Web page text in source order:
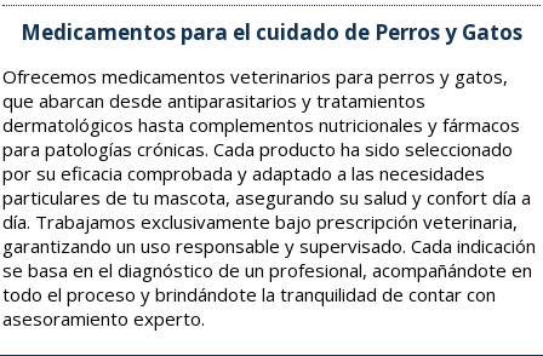
Medicamentos para el cuidado de Perros y Gatos
Ofrecemos medicamentos veterinarios para perros y gatos,
que abarcan desde antiparasitarios y tratamientos
dermatológicos hasta complementos nutricionales y fármacos
para patologías crónicas. Cada producto ha sido seleccionado
por su eficacia comprobada y adaptado a las necesidades
particulares de tu mascota, asegurando su salud y confort día a
día. Trabajamos exclusivamente bajo prescripción veterinaria,
garantizando un uso responsable y supervisado. Cada indicación
se basa en el diagnóstico de un profesional, acompañándote en
todo el proceso y brindándote la tranquilidad de contar con
asesoramiento experto.